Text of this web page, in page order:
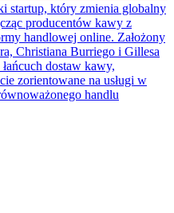
startup, który zmienia globalny
producentów kawy z
handlowej online. Założony
Christiana Burriego i Gillesa
dostaw kawy,
zorientowane na usługi w
handlu